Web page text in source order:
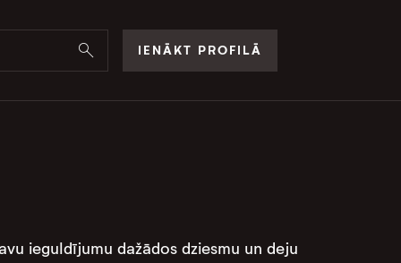
IENĀKT PROFILĀ
ieguldījumu dažādos dziesmu un deju